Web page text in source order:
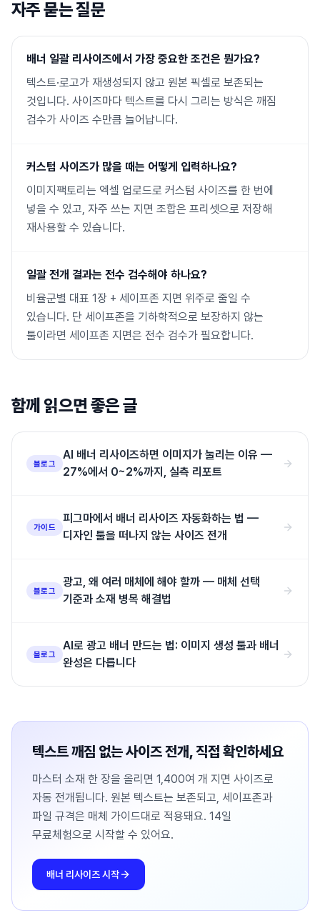
자주 묻는 질문
배너 일괄 리사이즈에서 가장 중요한 조건은 뭔가요?
텍스트·로고가 재생성되지 않고 원본 픽셀로 보존되는
것입니다. 사이즈마다 텍스트를 다시 그리는 방식은 깨짐
검수가 사이즈 수만큼 늘어납니다.
커스텀 사이즈가 많을 때는 어떻게 입력하나요?
이미지팩토리는 엑셀 업로드로 커스텀 사이즈를 한 번에
넣을 수 있고, 자주 쓰는 지면 조합은 프리셋으로 저장해
재사용할 수 있습니다.
일괄 전개 결과는 전수 검수해야 하나요?
비율군별 대표 1장 + 세이프존 지면 위주로 줄일 수
있습니다. 단 세이프존을 기하학적으로 보장하지 않는
툴이라면 세이프존 지면은 전수 검수가 필요합니다.
함께 읽으면 좋은 글
블로그
AI 배너 리사이즈하면 이미지가 눌리는 이유 —
27%에서 0~2%까지, 실측 리포트
가이드
피그마에서 배너 리사이즈 자동화하는 법 —
디자인 툴을 떠나지 않는 사이즈 전개
블로그
광고, 왜 여러 매체에 해야 할까 — 매체 선택
기준과 소재 병목 해결법
블로그
AI로 광고 배너 만드는 법: 이미지 생성 툴과 배너
완성은 다릅니다
텍스트 깨짐 없는 사이즈 전개, 직접 확인하세요
마스터 소재 한 장을 올리면 1,400여 개 지면 사이즈로
자동 전개됩니다. 원본 텍스트는 보존되고, 세이프존과
파일 규격은 매체 가이드대로 적용돼요. 14일
무료체험으로 시작할 수 있어요.
배너 리사이즈 시작